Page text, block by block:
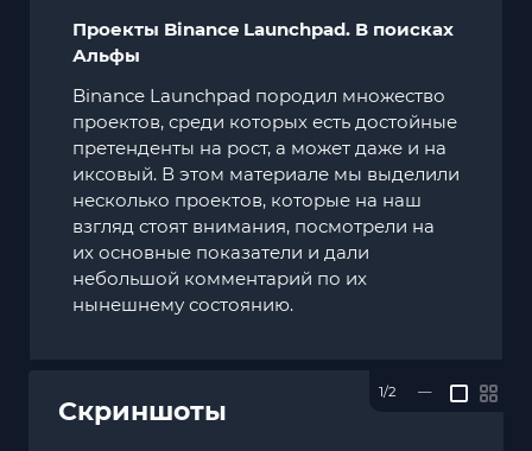
Проекты Binance Launchpad. В поисках
Альфы
Binance Launchpad породил множество
проектов, среди которых есть достойные
претенденты на рост, а может даже и на
иксовый. В этом материале мы выделили
несколько проектов, которые на наш
взгляд стоят внимания, посмотрели на
их основные показатели и дали
небольшой комментарий по их
нынешнему состоянию.
Скриншоты
1/2 —